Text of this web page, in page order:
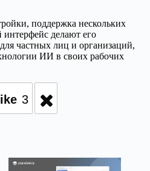
поддержка нескольких
делают его
частных лиц и организаций,
ИИ в своих рабочих
3